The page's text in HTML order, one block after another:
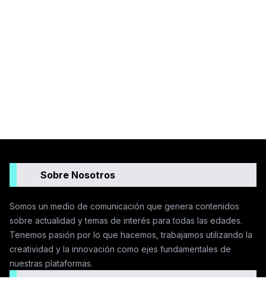
Sobre Nosotros
Somos un medio de comunicación que genera contenidos
sobre actualidad y temas de interés para todas las edades.
Tenemos pasión por lo que hacemos, trabajamos utilizando la
creatividad y la innovación como ejes fundamentales de
nuestras plataformas.